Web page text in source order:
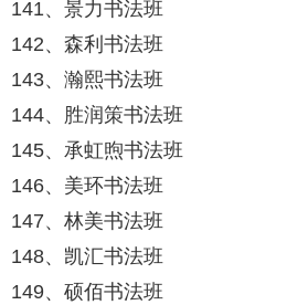
141、景力书法班
142、森利书法班
143、瀚熙书法班
144、胜润策书法班
145、承虹煦书法班
146、美环书法班
147、林美书法班
148、凯汇书法班
149、硕佰书法班